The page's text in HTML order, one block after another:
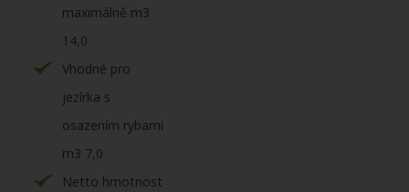
maximálně m3
14,0
Vhodné pro
jezírka s
osazením rybami
m3 7,0
Netto hmotnost